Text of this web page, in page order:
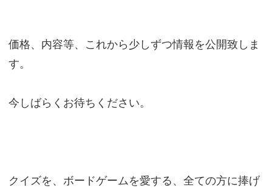
価格、内容等、これから少しずつ情報を公開致しま
す。
今しばらくお待ちください。
クイズを、ボードゲームを愛する、全ての方に捧げ